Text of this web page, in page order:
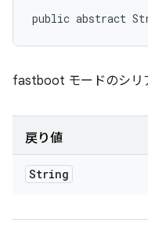
public abstract
fastboot モードのシリ
戻り値
String